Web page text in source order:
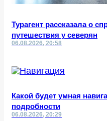
Турагент рассказала о
путешествия у северян
06.08.2026, 20:58
Какой будет умная
подробности
06.08.2026, 20:29